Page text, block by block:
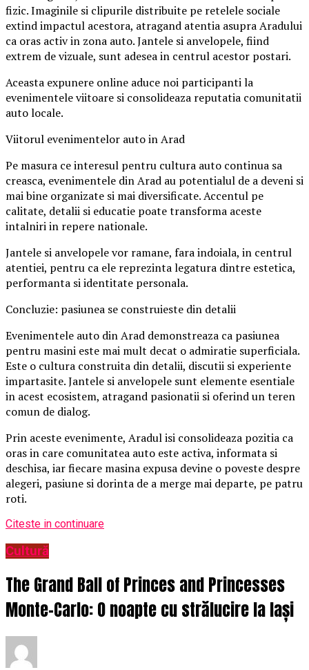
fizic. Imaginile si clipurile distribuite pe retelele sociale
extind impactul acestora, atragand atentia asupra Aradului
ca oras activ in zona auto. Jantele si anvelopele, fiind
extrem de vizuale, sunt adesea in centrul acestor postari.
Aceasta expunere online aduce noi participanti la
evenimentele viitoare si consolideaza reputatia comunitatii
auto locale.
Viitorul evenimentelor auto in Arad
Pe masura ce interesul pentru cultura auto continua sa
creasca, evenimentele din Arad au potentialul de a deveni si
mai bine organizate si mai diversificate. Accentul pe
calitate, detalii si educatie poate transforma aceste
intalniri in repere nationale.
Jantele si anvelopele vor ramane, fara indoiala, in centrul
atentiei, pentru ca ele reprezinta legatura dintre estetica,
performanta si identitate personala.
Concluzie: pasiunea se construieste din detalii
Evenimentele auto din Arad demonstreaza ca pasiunea
pentru masini este mai mult decat o admiratie superficiala.
Este o cultura construita din detalii, discutii si experiente
impartasite. Jantele si anvelopele sunt elemente esentiale
in acest ecosistem, atragand pasionatii si oferind un teren
comun de dialog.
Prin aceste evenimente, Aradul isi consolideaza pozitia ca
oras in care comunitatea auto este activa, informata si
deschisa, iar fiecare masina expusa devine o poveste despre
alegeri, pasiune si dorinta de a merge mai departe, pe patru
roti.
Citeste in continuare
Cultură
The Grand Ball of Princes and Princesses
Monte-Carlo: O noapte cu strălucire la Iași